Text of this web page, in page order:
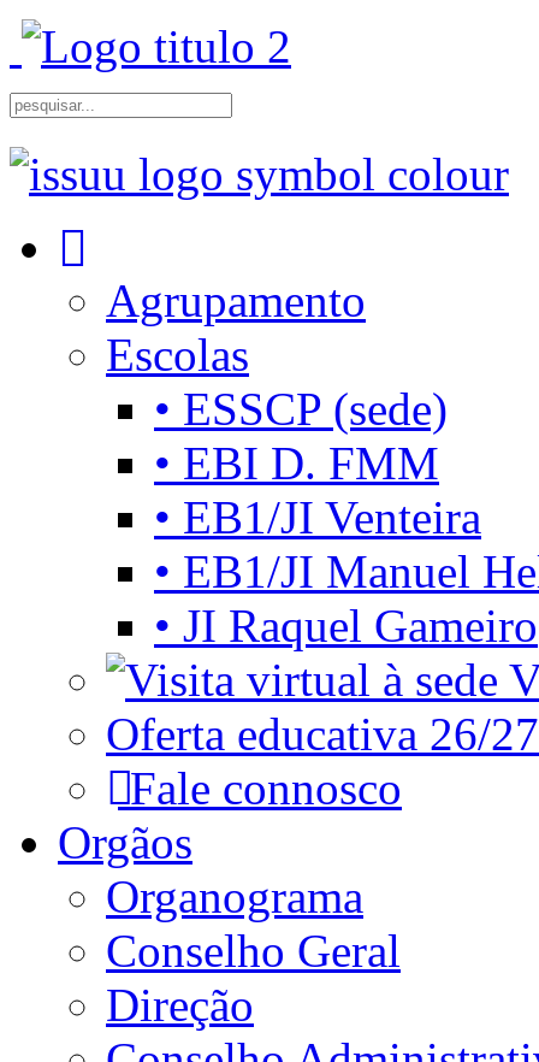
Agrupamento
Escolas
• ESSCP (sede)
• EBI D. FMM
• EB1/JI Venteira
• EB1/JI Manuel
• JI Raquel Gameiro
Oferta educativa 26/27
Fale connosco
Orgãos
Organograma
Conselho Geral
Direção